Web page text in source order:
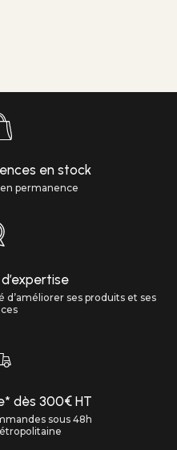
en stock
permanence
d’améliorer ses produits et ses
dès 300€ HT
sous 48h